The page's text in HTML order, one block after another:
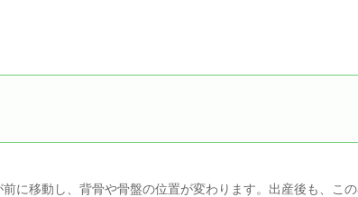
に移動し、背骨や骨盤の位置が変わります。出産後も、こ